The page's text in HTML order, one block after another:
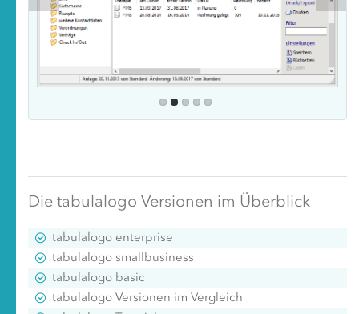
Die tabulalogo Versionen im Überblick
tabulalogo enterprise
tabulalogo smallbusiness
tabulalogo basic
tabulalogo Versionen im Vergleich